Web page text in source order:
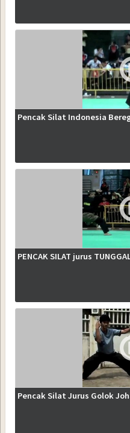
Pencak Silat Indonesia
PENCAK SILAT jurus
Pencak Silat Jurus Golok